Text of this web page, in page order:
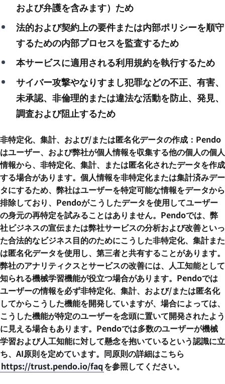
および弁護を含みます）ため
法的および契約上の要件または内部ポリシーを順守
するための内部プロセスを監査するため
本サービスに適用される利用規約を執行するため
サイバー攻撃やなりすまし犯罪などの不正、有害、
未承認、非倫理的または違法な活動を防止、発見、
調査および阻止するため
非特定化、集計、および/または匿名化データの作成：Pendo
はユーザー、および弊社が個人情報を収集する他の個人の個人
情報から、非特定化、集計、または匿名化されたデータを作成
する場合があります。個人情報を非特定化または集計済みデー
タにするため、弊社はユーザーを特定可能な情報をデータから
排除しており、Pendoがこうしたデータを使用してユーザー
の身元の再特定を試みることはありません。Pendoでは、弊
社ビジネスの宣伝または弊社サービスの分析および改善といっ
た合法的なビジネス目的のためにこうした非特定化、集計また
は匿名化データを使用し、第三者と共有することがあります。
弊社のアナリティクスとサービスの改善には、人工知能として
知られる機械学習機能が役立つ場合があります。Pendoでは
ユーザーの情報を必ず非特定化、集計、および/または匿名化
してからこうした機能を開発していますが、場合によっては、
こうした機能が特定のユーザーを念頭に置いて開発されたよう
に見える場合もあります。Pendoでは多数のユーザーが機械
学習および人工知能に対して懸念を抱いているという認識に立
ち、AI原則を定めています。同原則の詳細はこちら
https://trust.pendo.io/faqを参照してください。